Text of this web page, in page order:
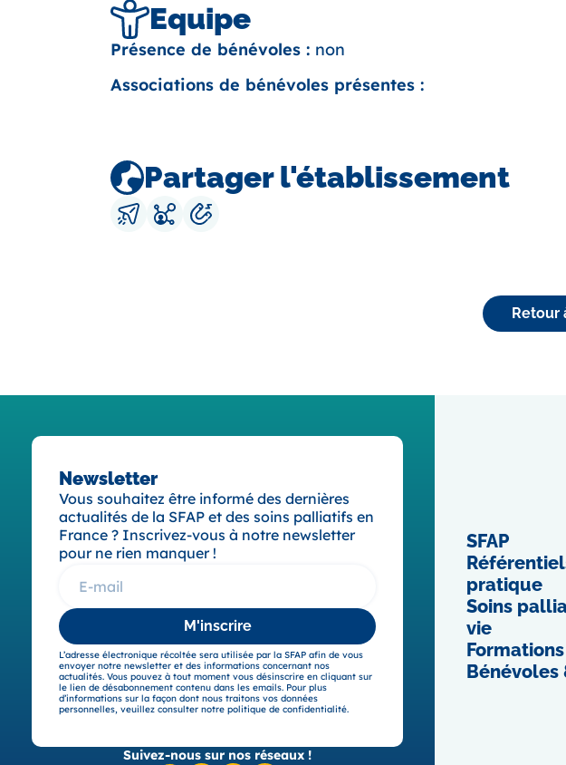
Equipe
Présence de bénévoles : non
Associations de bénévoles présentes :
Partager l'établissement
Retour
Newsletter
Vous souhaitez être informé des dernières
actualités de la SFAP et des soins palliatifs en
France ? Inscrivez-vous à notre newsletter
pour ne rien manquer !
M'inscrire
L’adresse électronique récoltée sera utilisée par la SFAP afin de vous
envoyer notre newsletter et des informations concernant nos
actualités. Vous pouvez à tout moment vous désinscrire en cliquant sur
le lien de désabonnement contenu dans les emails. Pour plus
d’informations sur la façon dont nous traitons vos données
personnelles, veuillez consulter notre politique de confidentialité.
Suivez-nous sur nos réseaux !
SFAP
pratique
Soins
vie
Formations
Bénévoles